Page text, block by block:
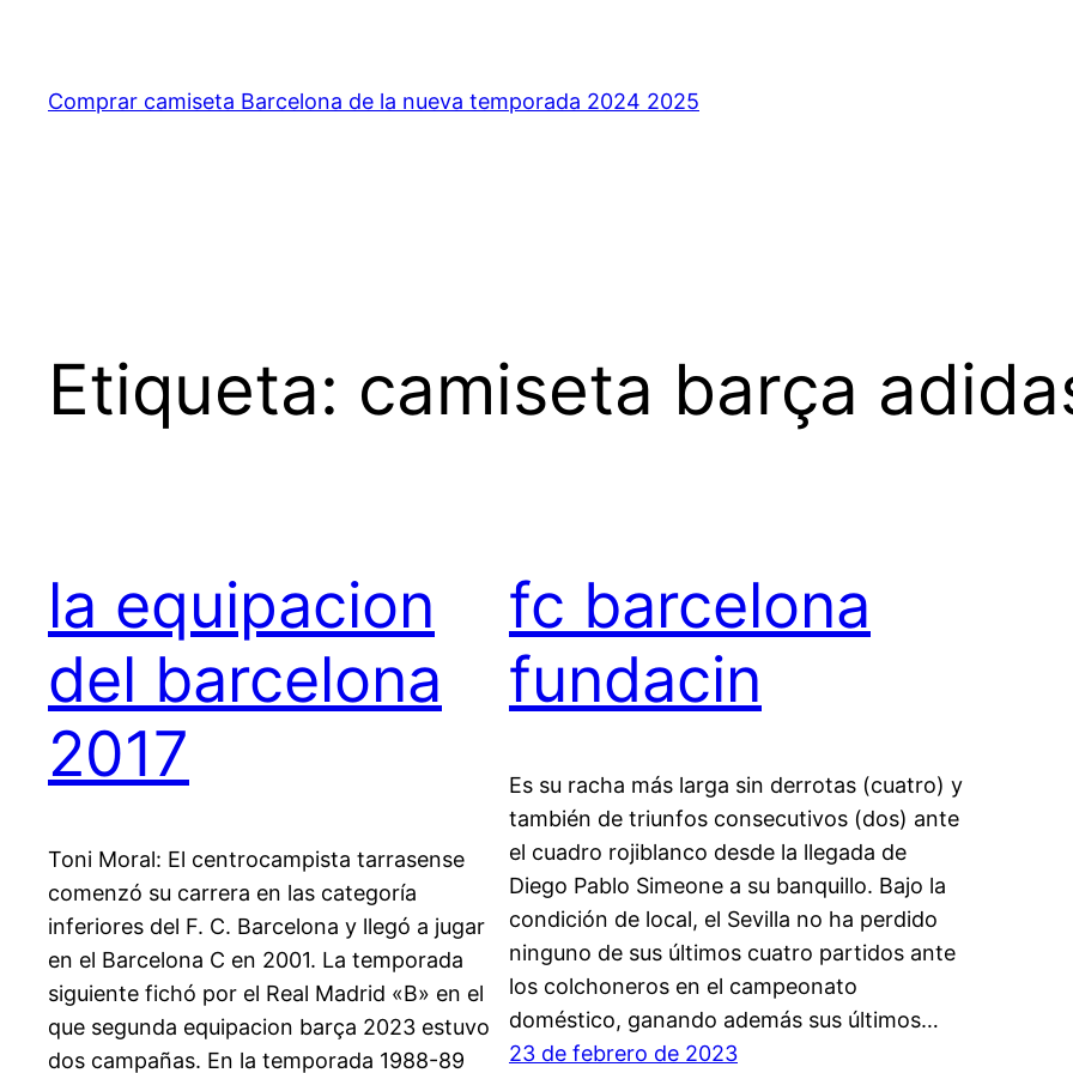
contenido
Comprar camiseta Barcelona de la nueva temporada 2024 2025
Etiqueta: camiseta barça
la equipacion
del barcelona
2017
Toni Moral: El centrocampista tarrasense
comenzó su carrera en las categoría
inferiores del F. C. Barcelona y llegó a jugar
en el Barcelona C en 2001. La temporada
siguiente fichó por el Real Madrid «B» en el
que segunda equipacion barça 2023 estuvo
dos campañas. En la temporada 1988-89
fc barcelona
fundacin
Es su racha más larga sin derrotas (cuatro) y
también de triunfos consecutivos (dos) ante
el cuadro rojiblanco desde la llegada de
Diego Pablo Simeone a su banquillo. Bajo la
condición de local, el Sevilla no ha perdido
ninguno de sus últimos cuatro partidos ante
los colchoneros en el campeonato
doméstico, ganando además sus últimos…
23 de febrero de 2023